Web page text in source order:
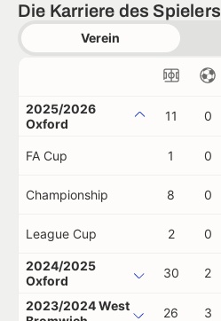
Die Karriere des Spielers
Verein
2025/2026
Oxford
11 0
FA Cup 1 0
Championship 8 0
League Cup 2 0
2024/2025
Oxford
30 2
2023/2024 West
26 3